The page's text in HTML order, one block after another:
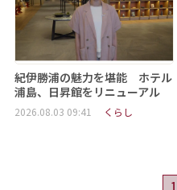
紀伊勝浦の魅力を堪能 ホテル
浦島、日昇館をリニューアル
2026.08.03 09:41 くらし
1